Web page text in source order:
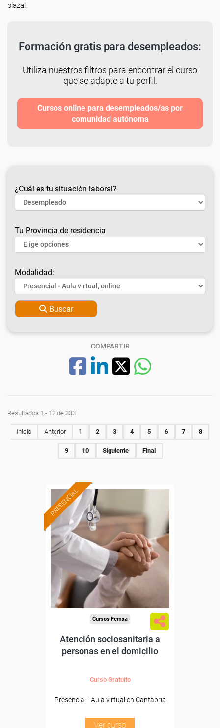
plaza!
Formación gratis para desempleados:
Utiliza nuestros filtros para encontrar el curso
que se adapte a tu perfil.
Cursos online para desempleados/as por
comunidad autónoma
¿Cuál es tu situación laboral?
Tu Provincia de residencia
Modalidad:
Buscar
COMPARTIR
Resultados 1 - 12 de 333
Inicio Anterior 1 2 3 4 5 6 7 8
9 10 Siguiente Final
PRESENCIAL
Formación 100%
subvencionada.
Para desempleados,
trabajadores y autónomos
de Cantabria.
Para todos los sectores.
Cursos Femxa
Atención sociosanitaria a
personas en el domicilio
Curso Gratuito
Presencial - Aula virtual en Cantabria
Ver curso